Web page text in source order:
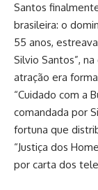
Santos
brasileira: o
55 anos,
Silvio Santos”,
atração era
“Cuidado com a
comandada por
fortuna que
“Justiça dos
por carta dos